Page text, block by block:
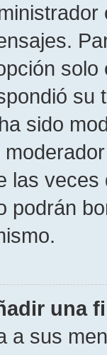
sido
las
podrán
una
a sus